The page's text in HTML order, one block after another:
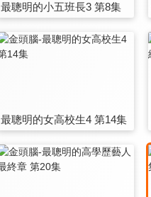
最聰明的小五班長3 第8集
最聰明的女高校生4 第14集